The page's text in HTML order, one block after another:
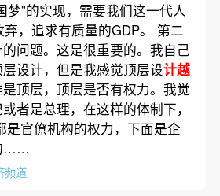
梦”的实现，需要我们这一代人
，追求有质量的GDP。 第二
问题。这是很重要的。我自己
设计，但是我感觉顶层设计越
顶层，顶层是否有权力。我觉
者是总理，在这样的体制下，
是官僚机构的权力，下面是企
……
频道